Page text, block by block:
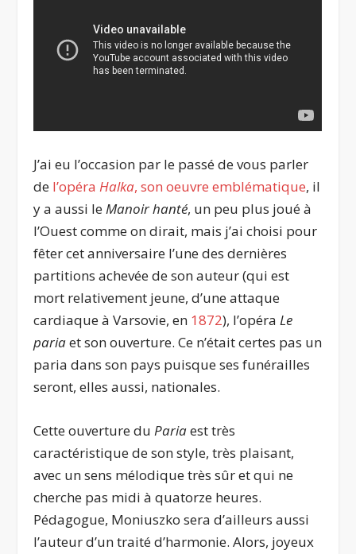
J’ai eu l’occasion par le passé de vous parler
de l’opéraHalka, son oeuvre emblématique, il
y a aussi leManoir hanté, un peu plus joué à
l’Ouest comme on dirait, mais j’ai choisi pour
fêter cet anniversaire l’une des dernières
partitions achevée de son auteur (qui est
mort relativement jeune, d’une attaque
cardiaque à Varsovie, en 1872), l’opéraLe
pariaet son ouverture. Ce n’était certes pas un
paria dans son pays puisque ses funérailles
seront, elles aussi, nationales.
Cette ouverture duPariaest très
caractéristique de son style, très plaisant,
avec un sens mélodique très sûr et qui ne
cherche pas midi à quatorze heures.
Pédagogue, Moniuszko sera d’ailleurs aussi
l’auteur d’un traité d’harmonie. Alors, joyeux